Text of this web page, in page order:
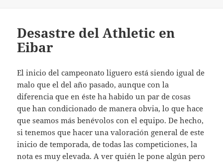
Desastre del Athletic en
Eibar
El inicio del campeonato liguero está siendo igual de
malo que el del año pasado, aunque con la
diferencia que en éste ha habido un par de cosas
que han condicionado de manera obvia, lo que hace
que seamos más benévolos con el equipo. De hecho,
si tenemos que hacer una valoración general de este
inicio de temporada, de todas las competiciones, la
nota es muy elevada. A ver quién le pone algún pero